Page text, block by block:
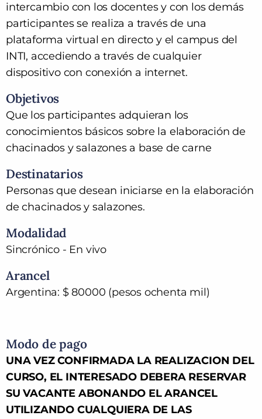
intercambio con los docentes y con los demás
participantes se realiza a través de una
plataforma virtual en directo y el campus del
INTI, accediendo a través de cualquier
dispositivo con conexión a internet.
Objetivos
Que los participantes adquieran los
conocimientos básicos sobre la elaboración de
chacinados y salazones a base de carne
Destinatarios
Personas que desean iniciarse en la elaboración
de chacinados y salazones.
Modalidad
Sincrónico - En vivo
Arancel
Argentina: $ 80000 (pesos ochenta mil)
Modo de pago
UNA VEZ CONFIRMADA LA REALIZACION DEL
CURSO, EL INTERESADO DEBERA RESERVAR
SU VACANTE ABONANDO EL ARANCEL
UTILIZANDO CUALQUIERA DE LAS